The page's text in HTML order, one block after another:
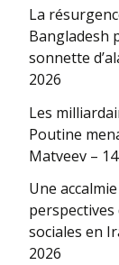
La
Bangladesh
sonnette
2026
Les
Poutine
Matveev –
Une
sociales en
2026